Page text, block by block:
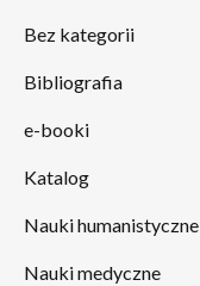
Bez kategorii
Bibliografia
e-booki
Katalog
Nauki humanistyczne
Nauki medyczne